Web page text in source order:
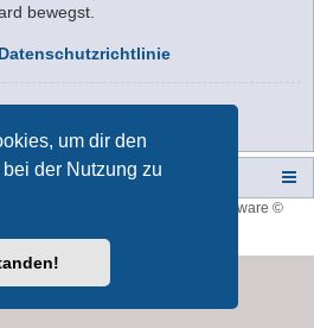
um dir den
der Nutzung zu
bewegst.
Datenschutzrichtlinie
Portal Foren-Übersicht
® Forum Software ©
durch